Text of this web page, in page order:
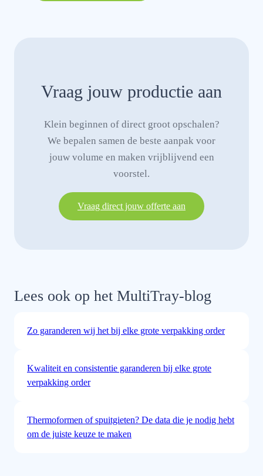
Vraag jouw productie aan
Klein beginnen of direct groot opschalen?
We bepalen samen de beste aanpak voor
jouw volume en maken vrijblijvend een
voorstel.
Vraag direct jouw offerte aan
Lees ook op het MultiTray-blog
Zo garanderen wij het bij elke grote verpakking order
Kwaliteit en consistentie garanderen bij elke grote
verpakking order
Thermoformen of spuitgieten? De data die je nodig hebt
om de juiste keuze te maken